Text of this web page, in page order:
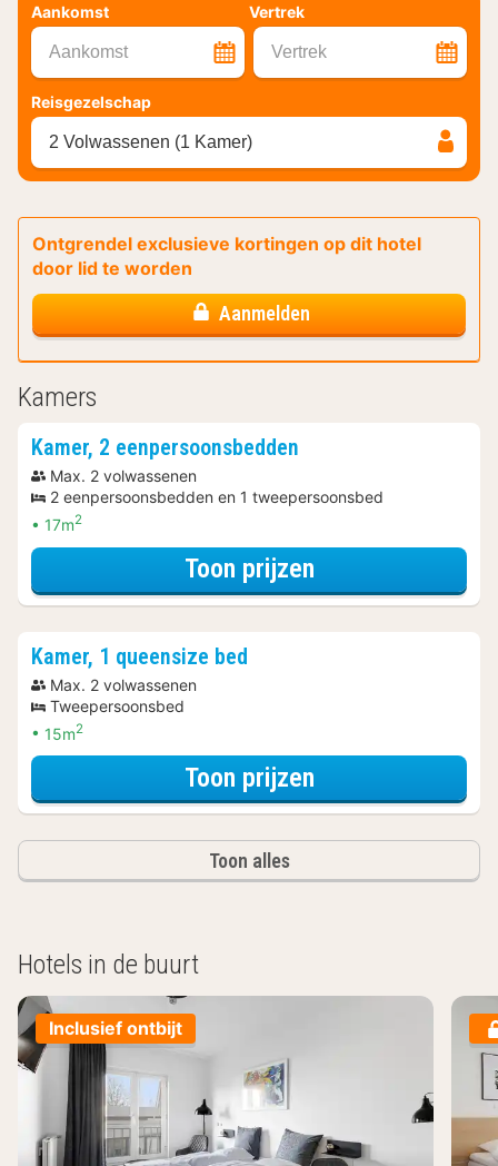
Aankomst Vertrek
Aankomst Vertrek
Reisgezelschap
2 Volwassenen (1 Kamer)
Ontgrendel exclusieve kortingen op dit hotel
door lid te worden
Aanmelden
Kamers
Kamer, 2 eenpersoonsbedden
Max. 2 volwassenen
2 eenpersoonsbedden en 1 tweepersoonsbed
17m2
Toon prijzenvoor Kamer, 2
Kamer, 1 queensize bed
Max. 2 volwassenen
Tweepersoonsbed
15m2
Toon prijzenvoor Kamer, 1
Toon alles
Hotels in de buurt
Inclusief ontbijt